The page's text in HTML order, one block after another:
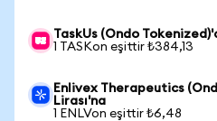
TaskUs (Ondo
1 TASKon eşittir ₺384,13
Enlivex Therapeutics
Lirası'na
1 ENLVon eşittir ₺6,48